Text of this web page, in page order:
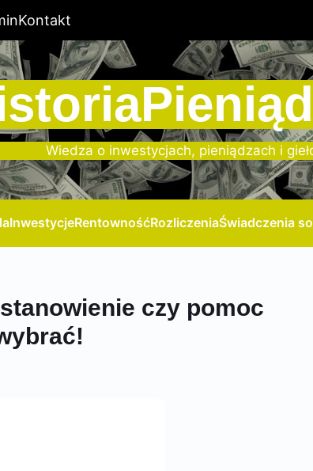
Kontakt
Wiedza o inwestycjach, pieniądzach i
InwestycjeRentownośćRozliczeniaŚwiadczenia
czy pomoc